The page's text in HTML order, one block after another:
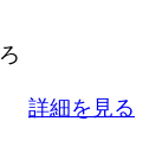
詳細を見る